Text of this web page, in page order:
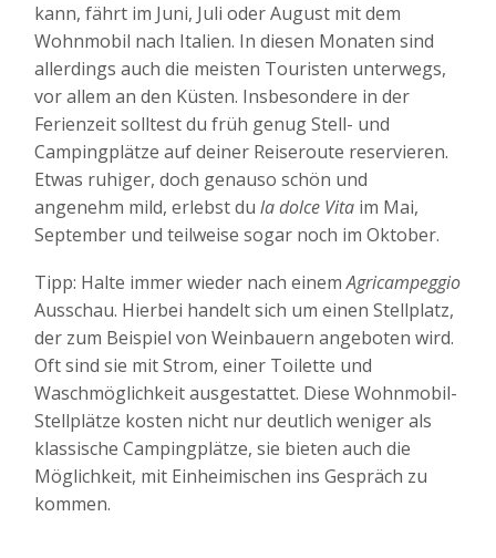
kann, fährt im Juni, Juli oder August mit dem
Wohnmobil nach Italien. In diesen Monaten sind
allerdings auch die meisten Touristen unterwegs,
vor allem an den Küsten. Insbesondere in der
Ferienzeit solltest du früh genug Stell- und
Campingplätze auf deiner Reiseroute reservieren.
Etwas ruhiger, doch genauso schön und
angenehm mild, erlebst dula dolce Vita im Mai,
September und teilweise sogar noch im Oktober.
Tipp: Halte immer wieder nach einemAgricampeggio
Ausschau. Hierbei handelt sich um einen Stellplatz,
der zum Beispiel von Weinbauern angeboten wird.
Oft sind sie mit Strom, einer Toilette und
Waschmöglichkeit ausgestattet. Diese Wohnmobil-
Stellplätze kosten nicht nur deutlich weniger als
klassische Campingplätze, sie bieten auch die
Möglichkeit, mit Einheimischen ins Gespräch zu
kommen.